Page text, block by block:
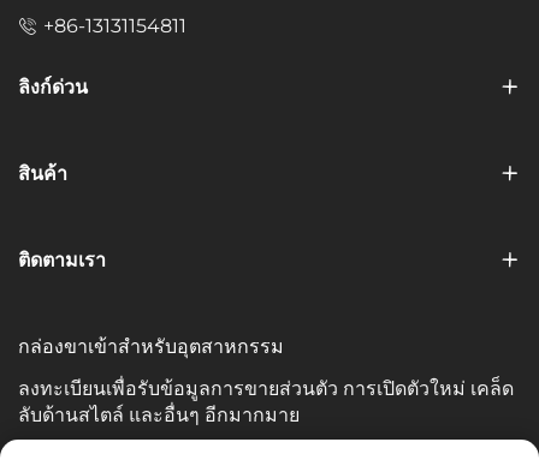
+86-13131154811
ลิงก์ด่วน
สินค้า
ติดตามเรา
กล่องขาเข้าสำหรับอุตสาหกรรม
ลงทะเบียนเพื่อรับข้อมูลการขายส่วนตัว การเปิดตัวใหม่ เคล็ด
ลับด้านสไตล์ และอื่นๆ อีกมากมาย